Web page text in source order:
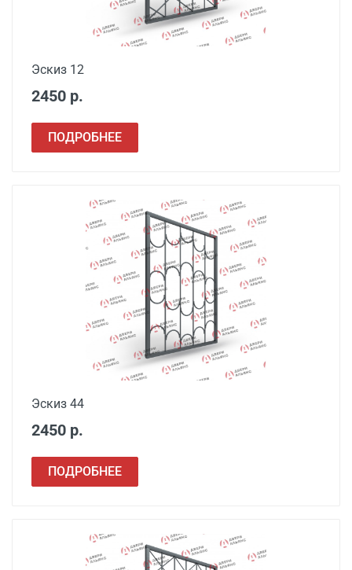
Эскиз 12
2450 р.
ПОДРОБНЕЕ
Эскиз 44
2450 р.
ПОДРОБНЕЕ